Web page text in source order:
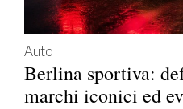
Auto
Berlina sportiva:
marchi iconici ed